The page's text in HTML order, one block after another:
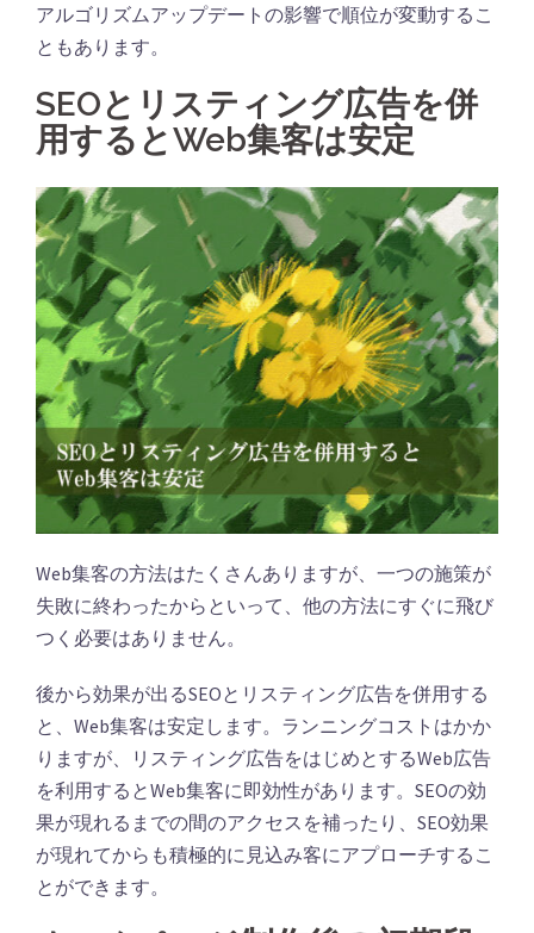
アルゴリズムアップデートの影響で順位が変動するこ
ともあります。
SEOとリスティング広告を併
用するとWeb集客は安定
Web集客の方法はたくさんありますが、一つの施策が
失敗に終わったからといって、他の方法にすぐに飛び
つく必要はありません。
後から効果が出るSEOとリスティング広告を併用する
と、Web集客は安定します。ランニングコストはかか
りますが、リスティング広告をはじめとするWeb広告
を利用するとWeb集客に即効性があります。SEOの効
果が現れるまでの間のアクセスを補ったり、SEO効果
が現れてからも積極的に見込み客にアプローチするこ
とができます。